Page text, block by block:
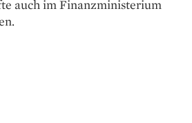
auch im Finanzministerium